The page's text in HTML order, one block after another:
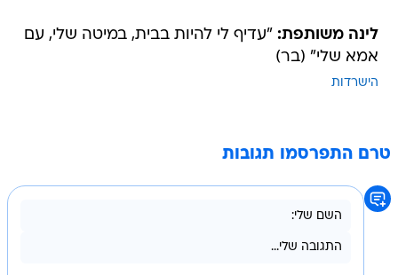
לינה משותפת: "עדיף לי להיות בבית, במיטה שלי, עם
אמא שלי" (בר)
הישרדות
טרם התפרסמו תגובות